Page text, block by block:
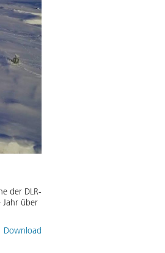
der DLR-
Jahr über
Download